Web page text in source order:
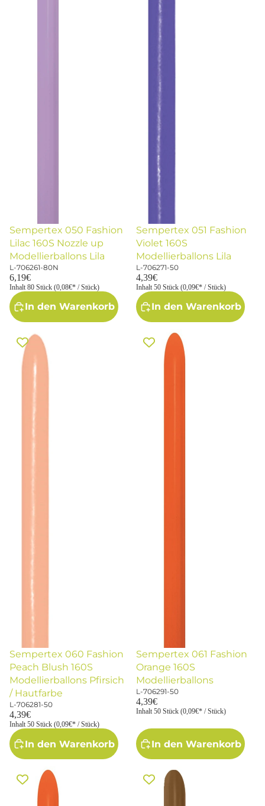
Sempertex 050 Fashion
Lilac 160S Nozzle up
Modellierballons Lila
L-706261-80N
6,19€
Inhalt 80 Stück (0,08€* / Stück)
In den Warenkorb
Sempertex 051 Fashion
Violet 160S
Modellierballons Lila
L-706271-50
4,39€
Inhalt 50 Stück (0,09€* / Stück)
In den Warenkorb
Sempertex 060 Fashion Peach
Blush 160S Modellierballons
Pfirsich / Hautfarbe
Sempertex 060 Fashion
Peach Blush 160S
Modellierballons Pfirsich
/ Hautfarbe
L-706281-50
4,39€
Inhalt 50 Stück (0,09€* / Stück)
In den Warenkorb
Sempertex 061 Fashion Orange
160S Modellierballons
Sempertex 061 Fashion
Orange 160S
Modellierballons
L-706291-50
4,39€
Inhalt 50 Stück (0,09€* / Stück)
In den Warenkorb
Sempertex 061 Fashion Orange
160S Nozzle up
Modellierballons
Sempertex 070 Fashion Mocha
160S Nozzle up
Modellierballons Braun